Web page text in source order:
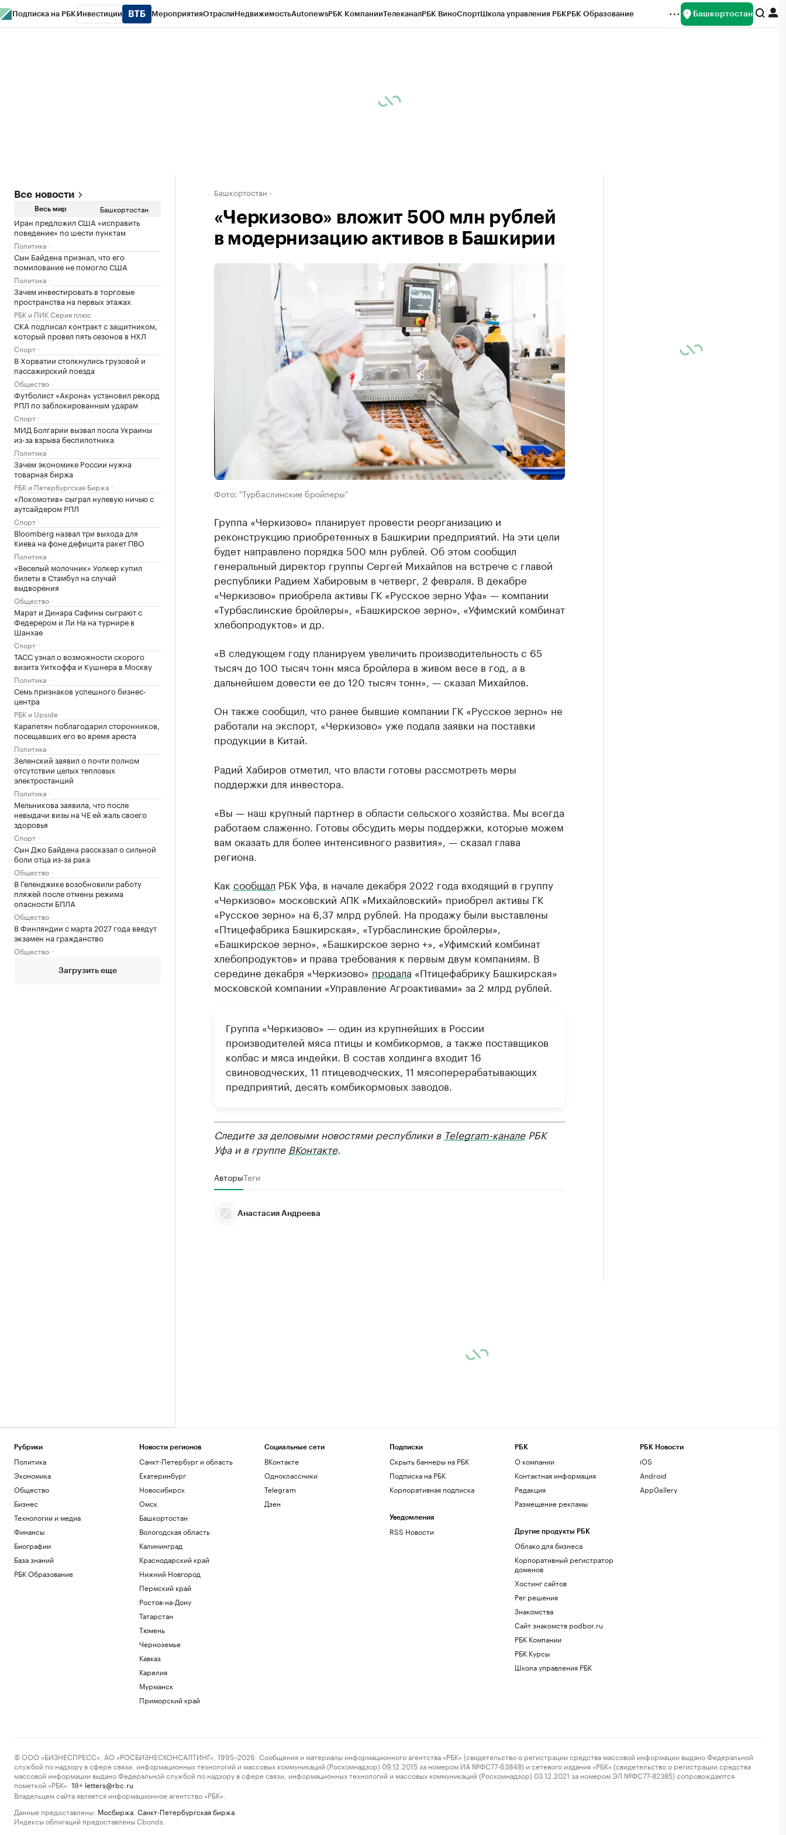
Подписка на РБК Инвестиции МероприятияОтраслиНедвижимостьAutonewsРБК КомпанииТелеканалРБК ВиноСпортШкола управления РБКРБК Образование Башкортостан
Все новости
Весь мир Башкортостан
Иран предложил США «исправить
поведение» по шести пунктам
Политика
Сын Байдена признал, что его
помилование не помогло США
Политика
Зачем инвестировать в торговые
пространства на первых этажах
РБК и ПИК Серия плюс
СКА подписал контракт с защитником,
который провел пять сезонов в НХЛ
Спорт
В Хорватии столкнулись грузовой и
пассажирский поезда
Общество
Футболист «Акрона» установил рекорд
РПЛ по заблокированным ударам
Спорт
МИД Болгарии вызвал посла Украины
из-за взрыва беспилотника
Политика
Зачем экономике России нужна
товарная биржа
РБК и Петербургская Биржа
«Локомотив» сыграл нулевую ничью с
аутсайдером РПЛ
Спорт
Bloomberg назвал три выхода для
Киева на фоне дефицита ракет ПВО
Политика
«Веселый молочник» Уолкер купил
билеты в Стамбул на случай
выдворения
Общество
Марат и Динара Сафины сыграют с
Федерером и Ли На на турнире в
Шанхае
Спорт
ТАСС узнал о возможности скорого
визита Уиткоффа и Кушнера в Москву
Политика
Семь признаков успешного бизнес-
центра
РБК и Upside
Карапетян поблагодарил сторонников,
посещавших его во время ареста
Политика
Зеленский заявил о почти полном
отсутствии целых тепловых
электростанций
Политика
Мельникова заявила, что после
невыдачи визы на ЧЕ ей жаль своего
здоровья
Спорт
Сын Джо Байдена рассказал о сильной
боли отца из-за рака
Общество
В Геленджике возобновили работу
пляжей после отмены режима
опасности БПЛА
Общество
В Финляндии с марта 2027 года введут
экзамен на гражданство
Общество
Загрузить еще
Башкортостан
«Черкизово» вложит 500 млн рублей
в модернизацию активов в Башкирии
Фото: "Турбаслинские бройлеры"
Группа «Черкизово» планирует провести реорганизацию и
реконструкцию приобретенных в Башкирии предприятий. На эти цели
будет направлено порядка 500 млн рублей. Об этом сообщил
генеральный директор группы Сергей Михайлов на встрече с главой
республики Радием Хабировым в четверг, 2 февраля. В декабре
«Черкизово» приобрела активы ГК «Русское зерно Уфа» — компании
«Турбаслинские бройлеры», «Башкирское зерно», «Уфимский комбинат
хлебопродуктов» и др.
«В следующем году планируем увеличить производительность с 65
тысяч до 100 тысяч тонн мяса бройлера в живом весе в год, а в
дальнейшем довести ее до 120 тысяч тонн», — сказал Михайлов.
Он также сообщил, что ранее бывшие компании ГК «Русское зерно» не
работали на экспорт, «Черкизово» уже подала заявки на поставки
продукции в Китай.
Радий Хабиров отметил, что власти готовы рассмотреть меры
поддержки для инвестора.
«Вы — наш крупный партнер в области сельского хозяйства. Мы всегда
работаем слаженно. Готовы обсудить меры поддержки, которые можем
вам оказать для более интенсивного развития», — сказал глава
региона.
Как сообщал РБК Уфа, в начале декабря 2022 года входящий в группу
«Черкизово» московский АПК «Михайловский» приобрел активы ГК
«Русское зерно» на 6,37 млрд рублей. На продажу были выставлены
«Птицефабрика Башкирская», «Турбаслинские бройлеры»,
«Башкирское зерно», «Башкирское зерно +», «Уфимский комбинат
хлебопродуктов» и права требования к первым двум компаниям. В
середине декабря «Черкизово» продала «Птицефабрику Башкирская»
московской компании «Управление Агроактивами» за 2 млрд рублей.
Группа «Черкизово» — один из крупнейших в России
производителей мяса птицы и комбикормов, а также поставщиков
колбас и мяса индейки. В состав холдинга входит 16
свиноводческих, 11 птицеводческих, 11 мясоперерабатывающих
предприятий, десять комбикормовых заводов.
Следите за деловыми новостями республики в Telegram-каналеРБК
Уфа и в группе ВКонтакте.
АвторыТеги
Анастасия Андреева
Рубрики
Политика
Экономика
Общество
Бизнес
Технологии и медиа
Финансы
Биографии
База знаний
РБК Образование
Новости регионов
Санкт-Петербург и область
Екатеринбург
Новосибирск
Омск
Башкортостан
Вологодская область
Калининград
Краснодарский край
Нижний Новгород
Пермский край
Ростов-на-Дону
Татарстан
Тюмень
Черноземье
Кавказ
Карелия
Мурманск
Приморский край
Социальные сети
ВКонтакте
Одноклассники
Telegram
Дзен
Подписки
Скрыть баннеры на РБК
Подписка на РБК
Корпоративная подписка
Уведомления
RSS Новости
РБК
О компании
Контактная информация
Редакция
Размещение рекламы
Другие продукты РБК
Облако для бизнеса
Корпоративный регистратор
доменов
Хостинг сайтов
Рег.решения
Знакомства
Сайт знакомств podbor.ru
РБК Компании
РБК Курсы
Школа управления РБК
РБК Новости
iOS
Android
AppGallery
© ООО «БИЗНЕСПРЕСС», АО «РОСБИЗНЕСКОНСАЛТИНГ», 1995–2026. Сообщения и материалы информационного агентства «РБК» (свидетельство о регистрации средства массовой информации выдано Федеральной
службой по надзору в сфере связи, информационных технологий и массовых коммуникаций (Роскомнадзор) 09.12.2015 за номером ИА №ФС77-63848) и сетевого издания «РБК» (свидетельство о регистрации средства
массовой информации выдано Федеральной службой по надзору в сфере связи, информационных технологий и массовых коммуникаций (Роскомнадзор) 03.12.2021 за номером ЭЛ №ФС77-82385) сопровождаются
пометкой «РБК».
18+ letters@rbc.ru
Владельцем сайта является информационное агентство «РБК».
Данные предоставлены: Мосбиржа Санкт-Петербургская биржа
Индексы облигаций предоставлены Cbonds.